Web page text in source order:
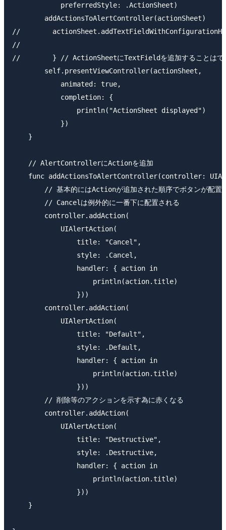
            preferredStyle: .ActionSheet)
        addActionsToAlertController(actionSheet)
//
//
//        } // ActionSheetにTextFieldを追加することはできな
        self.presentViewController(actionSheet,
            animated: true,
            completion: {
                println("ActionSheet displayed")
            })
    }
    // AlertControllerにActionを追加
func addActionsToAlertController(controller:
// 基本的にはActionが追加された順序でボタンが配置
        // Cancelは例外的に一番下に配置される
        controller.addAction(
            UIAlertAction(
                title: "Cancel",
                style: .Cancel,
                handler: { action in
                    println(action.title)
                }))
        controller.addAction(
            UIAlertAction(
                title: "Default",
                style: .Default,
                handler: { action in
                    println(action.title)
                }))
        // 削除等のアクションを示す為に赤くなる
        controller.addAction(
            UIAlertAction(
                title: "Destructive",
                style: .Destructive,
                handler: { action in
                    println(action.title)
                }))
    }